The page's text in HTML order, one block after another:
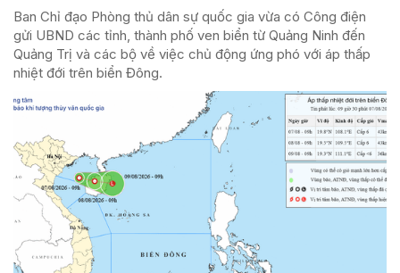
Ban Chỉ đạo Phòng thủ dân sự quốc gia vừa có Công điện
gửi UBND các tỉnh, thành phố ven biển từ Quảng Ninh đến
Quảng Trị và các bộ về việc chủ động ứng phó với áp thấp
nhiệt đới trên biển Đông.